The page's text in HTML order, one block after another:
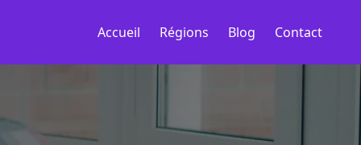
Accueil Régions Blog Contact